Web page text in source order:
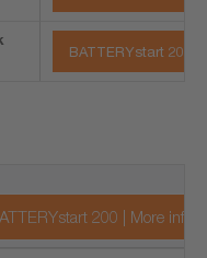
BATTERYstart 200 -
200 | More info